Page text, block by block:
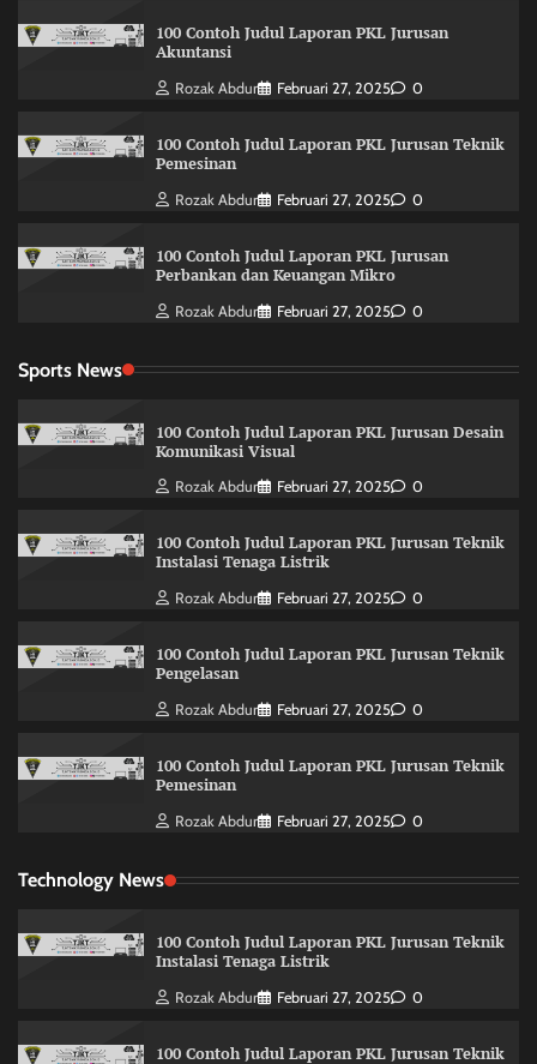
100 Contoh Judul Laporan PKL Jurusan
Akuntansi
Rozak Abdur Februari 27, 2025 0
100 Contoh Judul Laporan PKL Jurusan Teknik
Pemesinan
Rozak Abdur Februari 27, 2025 0
100 Contoh Judul Laporan PKL Jurusan
Perbankan dan Keuangan Mikro
Rozak Abdur Februari 27, 2025 0
Sports News
100 Contoh Judul Laporan PKL Jurusan Desain
Komunikasi Visual
Rozak Abdur Februari 27, 2025 0
100 Contoh Judul Laporan PKL Jurusan Teknik
Instalasi Tenaga Listrik
Rozak Abdur Februari 27, 2025 0
100 Contoh Judul Laporan PKL Jurusan Teknik
Pengelasan
Rozak Abdur Februari 27, 2025 0
100 Contoh Judul Laporan PKL Jurusan Teknik
Pemesinan
Rozak Abdur Februari 27, 2025 0
Technology News
100 Contoh Judul Laporan PKL Jurusan Teknik
Instalasi Tenaga Listrik
Rozak Abdur Februari 27, 2025 0
100 Contoh Judul Laporan PKL Jurusan Teknik